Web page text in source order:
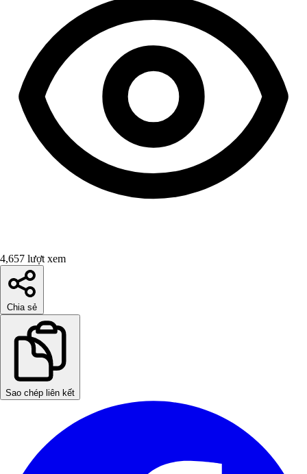
4,657 lượt xem
Chia sẻ
Sao chép liên kết